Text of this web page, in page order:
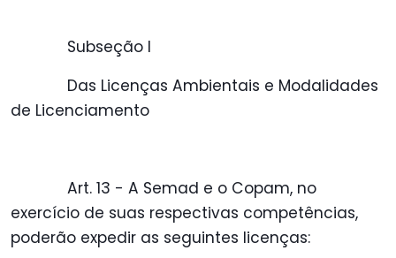
Subseção I
Das Licenças Ambientais e Modalidades
de Licenciamento
Art. 13 - A Semad e o Copam, no
exercício de suas respectivas competências,
poderão expedir as seguintes licenças: